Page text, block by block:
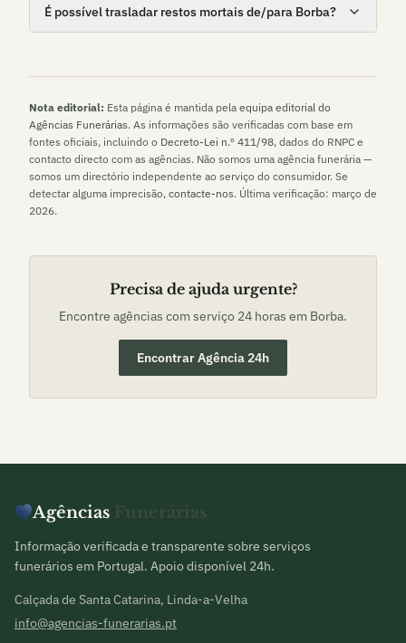
É possível trasladar restos mortais de/para Borba?
Nota editorial: Esta página é mantida pela equipa editorial do
Agências Funerárias. As informações são verificadas com base em
fontes oficiais, incluindo o Decreto-Lei n.º 411/98, dados do RNPC e
contacto directo com as agências. Não somos uma agência funerária —
somos um directório independente ao serviço do consumidor. Se
detectar alguma imprecisão, contacte-nos. Última verificação: março de
2026.
Precisa de ajuda urgente?
Encontre agências com serviço 24 horas em Borba.
Encontrar Agência 24h
Agências Funerárias
Informação verificada e transparente sobre serviços
funerários em Portugal. Apoio disponível 24h.
Calçada de Santa Catarina, Linda-a-Velha
info@agencias-funerarias.pt